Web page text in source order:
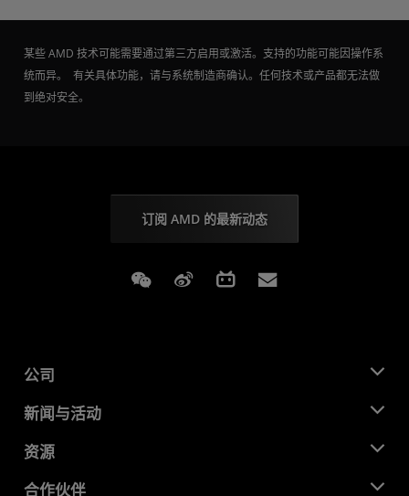
某些 AMD 技术可能需要通过第三方启用或激活。支持的功能可能因操作系
统而异。 有关具体功能，请与系统制造商确认。任何技术或产品都无法做
到绝对安全。
订阅 AMD 的最新动态
Weixin Weibo Bilibili
公司
关于 AMD
企业责任
就业机会
新闻与活动
新闻中心
资源
开发中心
合作伙伴